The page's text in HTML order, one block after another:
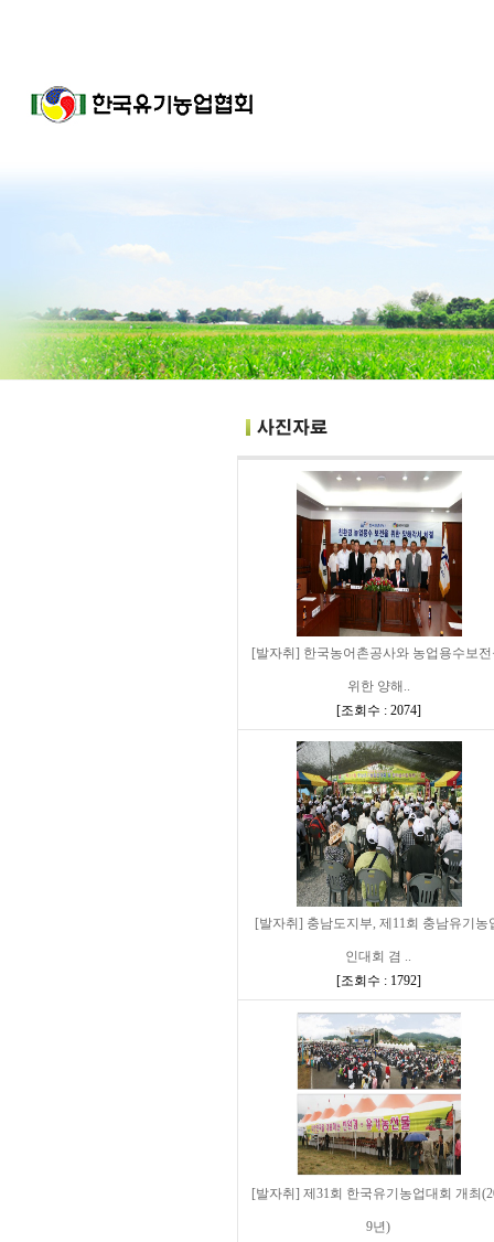
[발자취] 한국농어촌공사와 농업용수보
위한 양해..
[조회수 : 2074]
[발자취] 충남도지부, 제11회 충남유기농
인대회 겸 ..
[조회수 : 1792]
[발자취] 제31회 한국유기농업대회 개최
9년)